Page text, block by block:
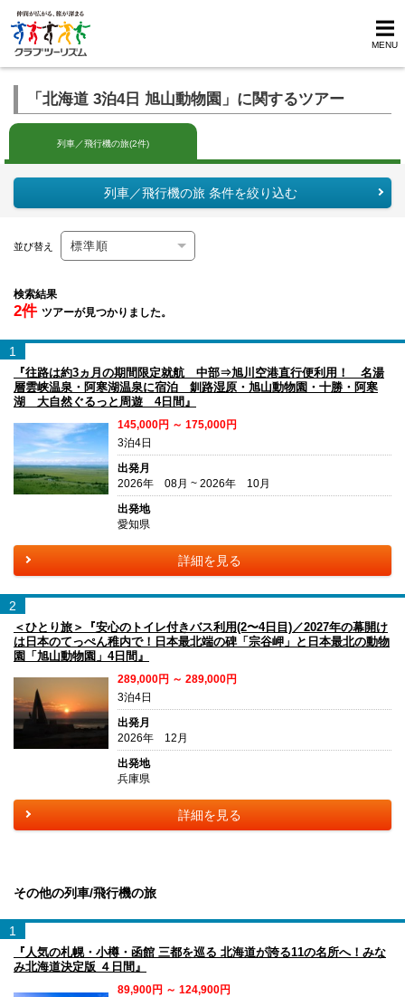
MENU
「北海道 3泊4日 旭山動物園」に関するツアー
列車／飛行機の旅(2件)
列車／飛行機の旅 条件を絞り込む
並び替え
検索結果
2件 ツアーが見つかりました。
1
『往路は約3ヵ月の期間限定就航 中部⇒旭川空港直行便利用！ 名湯
層雲峡温泉・阿寒湖温泉に宿泊 釧路湿原・旭山動物園・十勝・阿寒
湖 大自然ぐるっと周遊 4日間』
145,000円 ～ 175,000円
3泊4日
出発月
2026年 08月 ~ 2026年 10月
出発地
愛知県
詳細を見る
2
＜ひとり旅＞『安心のトイレ付きバス利用(2〜4日目)／2027年の幕開け
は日本のてっぺん稚内で！日本最北端の碑「宗谷岬」と日本最北の動物
園「旭山動物園」4日間』
289,000円 ～ 289,000円
3泊4日
出発月
2026年 12月
出発地
兵庫県
詳細を見る
その他の列車/飛行機の旅
1
『人気の札幌・小樽・函館 三都を巡る 北海道が誇る11の名所へ！みな
み北海道決定版 ４日間』
89,900円 ～ 124,900円